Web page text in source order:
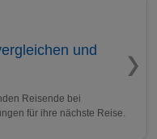
und
Reisende bei
für ihre nächste Reise.